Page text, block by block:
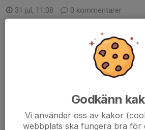
31 jul, 11:08
0 kommentarer
Snart drar vi igång fotbollsskolan igen.
Tillfällena ligger nu inlagda i kalendern
Godkänn
Vi använder oss av kakor
webbplats ska fungera bra för